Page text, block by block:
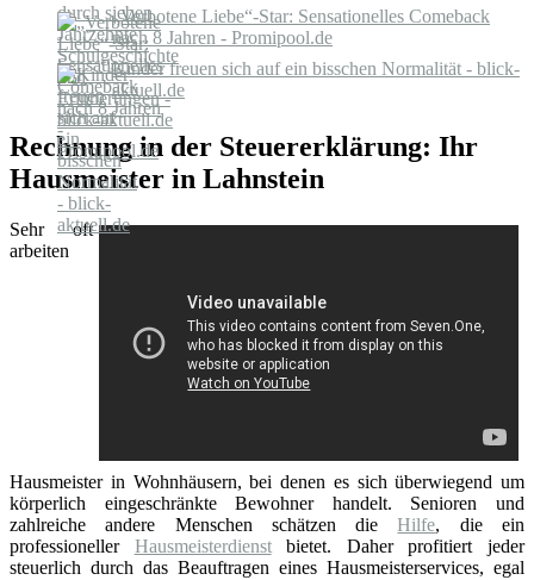
„Verbotene Liebe“-Star: Sensationelles Comeback
nach 8 Jahren - Promipool.de
Kinder freuen sich auf ein bisschen Normalität - blick-
aktuell.de
Rechnung in der Steuererklärung: Ihr
Hausmeister in Lahnstein
Sehr oft
arbeiten
Hausmeister in Wohnhäusern, bei denen es sich überwiegend um
körperlich eingeschränkte Bewohner handelt. Senioren und
zahlreiche andere Menschen schätzen dieHilfe, die ein
professioneller Hausmeisterdienstbietet. Daher profitiert jeder
steuerlich durch das Beauftragen eines Hausmeisterservices, egal